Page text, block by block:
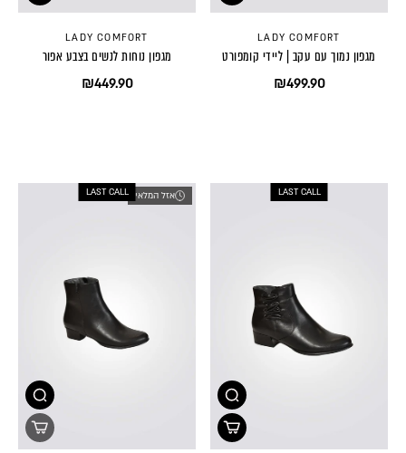
LADY COMFORT
מגפון נמוך עם עקב | ליידי קומפורט
₪499.90
LADY COMFORT
מגפון נוחות לנשים בצבע אפור
₪449.90
LAST CALL אזל המלאי LAST CALL